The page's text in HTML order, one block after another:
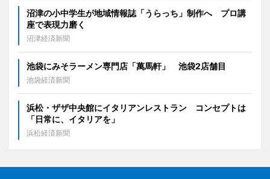
沼津の小中学生が地域情報誌「うらっち」制作へ プロ講
座で表現力磨く
沼津経済新聞
池袋にみそラーメン専門店「萬馬軒」 池袋2店舗目
池袋経済新聞
浜松・ザザ中央館にイタリアンレストラン コンセプトは
「日常に、イタリアを」
浜松経済新聞